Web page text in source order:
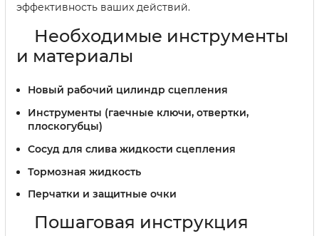
эффективность ваших действий.
Необходимые инструменты
и материалы
Новый рабочий цилиндр сцепления
Инструменты (гаечные ключи, отвертки,
плоскогубцы)
Сосуд для слива жидкости сцепления
Тормозная жидкость
Перчатки и защитные очки
Пошаговая инструкция